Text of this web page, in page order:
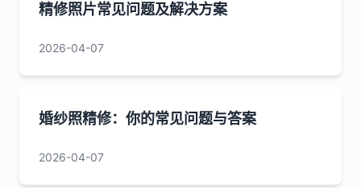
精修照片常见问题及解决方案
2026-04-07
婚纱照精修：你的常见问题与答案
2026-04-07